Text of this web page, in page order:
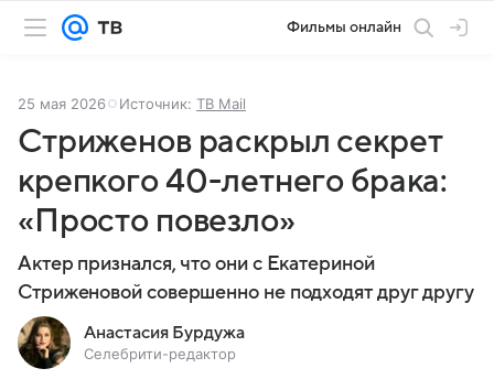
Фильмы онлайн
25 мая 2026 Источник: ТВ Mail
Стриженов раскрыл секрет
крепкого 40-летнего брака:
«Просто повезло»
Актер признался, что они с Екатериной
Стриженовой совершенно не подходят друг другу
Анастасия Бурдужа
Селебрити-редактор